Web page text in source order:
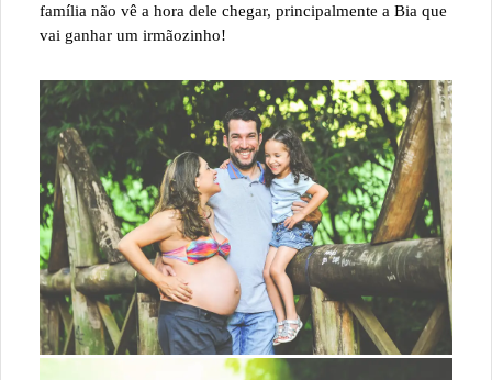
família não vê a hora dele chegar, principalmente a Bia que
vai ganhar um irmãozinho!